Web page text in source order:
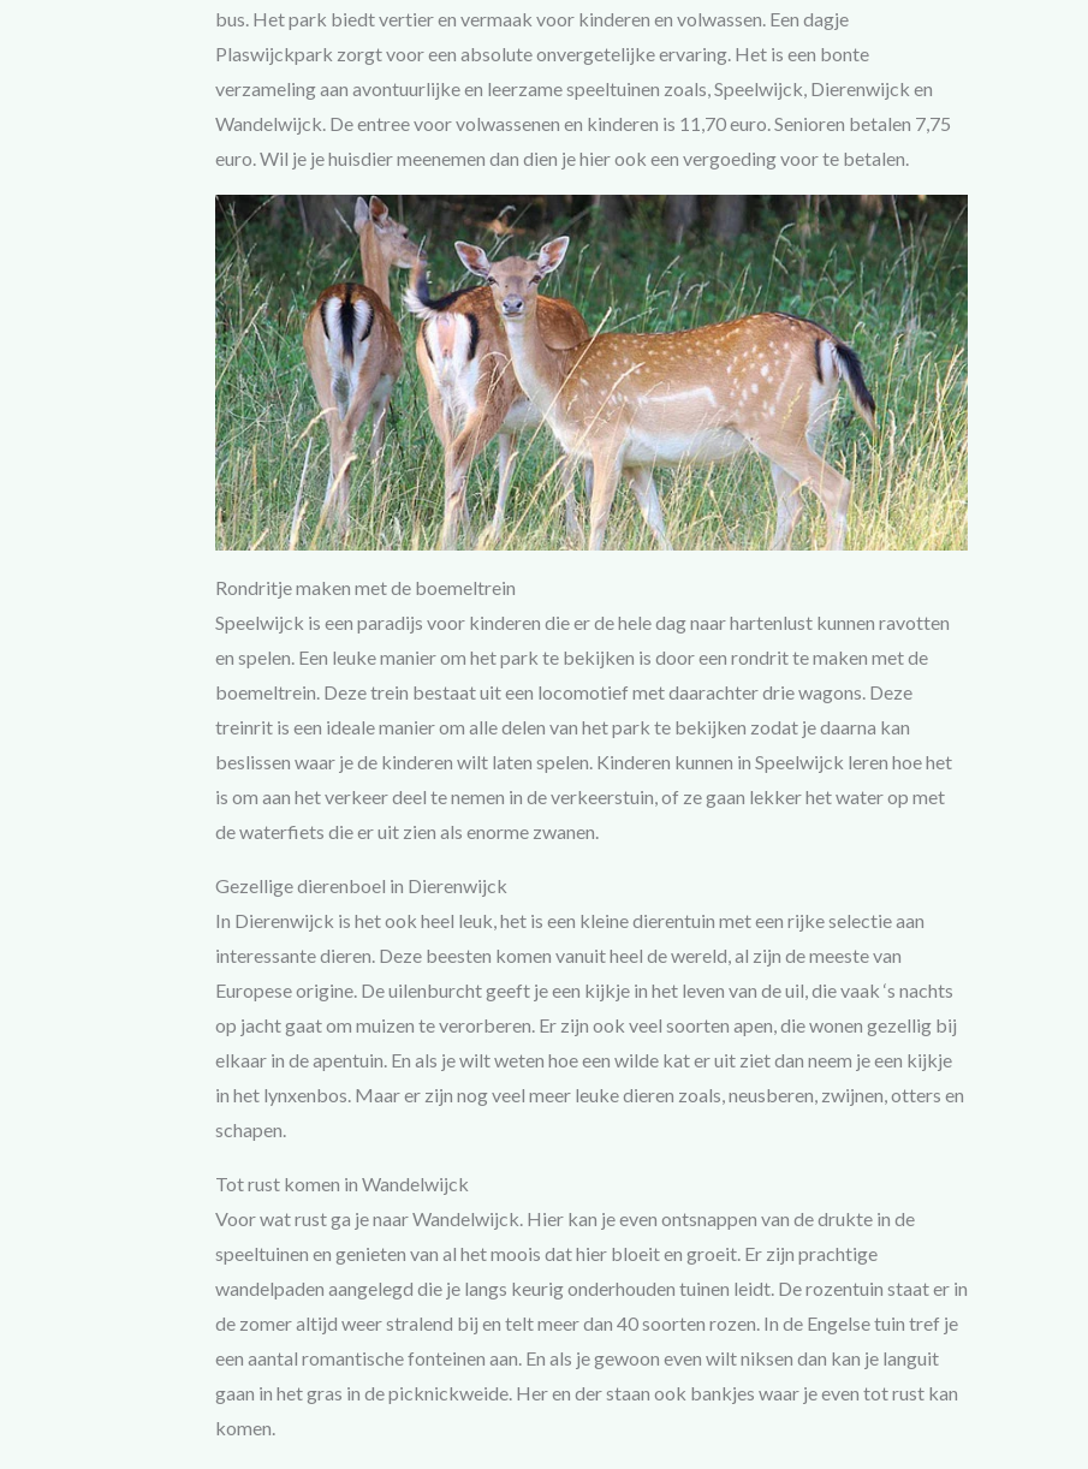
bus. Het park biedt vertier en vermaak voor kinderen en volwassen. Een dagje
Plaswijckpark zorgt voor een absolute onvergetelijke ervaring. Het is een bonte
verzameling aan avontuurlijke en leerzame speeltuinen zoals, Speelwijck, Dierenwijck en
Wandelwijck. De entree voor volwassenen en kinderen is 11,70 euro. Senioren betalen 7,75
euro. Wil je je huisdier meenemen dan dien je hier ook een vergoeding voor te betalen.
Rondritje maken met de boemeltrein
Speelwijck is een paradijs voor kinderen die er de hele dag naar hartenlust kunnen ravotten
en spelen. Een leuke manier om het park te bekijken is door een rondrit te maken met de
boemeltrein. Deze trein bestaat uit een locomotief met daarachter drie wagons. Deze
treinrit is een ideale manier om alle delen van het park te bekijken zodat je daarna kan
beslissen waar je de kinderen wilt laten spelen. Kinderen kunnen in Speelwijck leren hoe het
is om aan het verkeer deel te nemen in de verkeerstuin, of ze gaan lekker het water op met
de waterfiets die er uit zien als enorme zwanen.
Gezellige dierenboel in Dierenwijck
In Dierenwijck is het ook heel leuk, het is een kleine dierentuin met een rijke selectie aan
interessante dieren. Deze beesten komen vanuit heel de wereld, al zijn de meeste van
Europese origine. De uilenburcht geeft je een kijkje in het leven van de uil, die vaak ‘s nachts
op jacht gaat om muizen te verorberen. Er zijn ook veel soorten apen, die wonen gezellig bij
elkaar in de apentuin. En als je wilt weten hoe een wilde kat er uit ziet dan neem je een kijkje
in het lynxenbos. Maar er zijn nog veel meer leuke dieren zoals, neusberen, zwijnen, otters en
schapen.
Tot rust komen in Wandelwijck
Voor wat rust ga je naar Wandelwijck. Hier kan je even ontsnappen van de drukte in de
speeltuinen en genieten van al het moois dat hier bloeit en groeit. Er zijn prachtige
wandelpaden aangelegd die je langs keurig onderhouden tuinen leidt. De rozentuin staat er in
de zomer altijd weer stralend bij en telt meer dan 40 soorten rozen. In de Engelse tuin tref je
een aantal romantische fonteinen aan. En als je gewoon even wilt niksen dan kan je languit
gaan in het gras in de picknickweide. Her en der staan ook bankjes waar je even tot rust kan
komen.